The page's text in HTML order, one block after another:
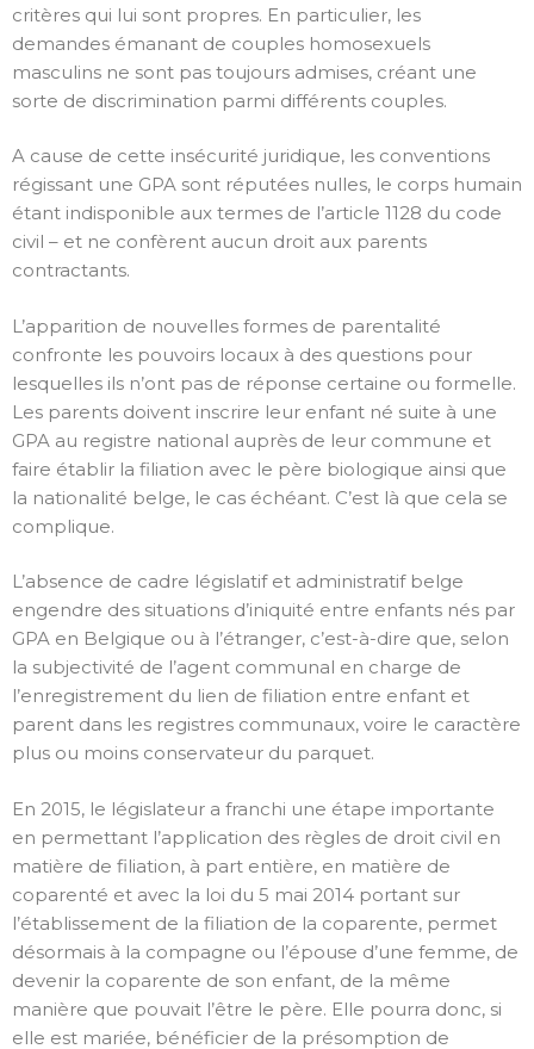
critères qui lui sont propres. En particulier, les
demandes émanant de couples homosexuels
masculins ne sont pas toujours admises, créant une
sorte de discrimination parmi différents couples.
A cause de cette insécurité juridique, les conventions
régissant une GPA sont réputées nulles, le corps humain
étant indisponible aux termes de l’article 1128 du code
civil – et ne confèrent aucun droit aux parents
contractants.
L’apparition de nouvelles formes de parentalité
confronte les pouvoirs locaux à des questions pour
lesquelles ils n’ont pas de réponse certaine ou formelle.
Les parents doivent inscrire leur enfant né suite à une
GPA au registre national auprès de leur commune et
faire établir la filiation avec le père biologique ainsi que
la nationalité belge, le cas échéant. C’est là que cela se
complique.
L’absence de cadre législatif et administratif belge
engendre des situations d’iniquité entre enfants nés par
GPA en Belgique ou à l’étranger, c’est-à-dire que, selon
la subjectivité de l’agent communal en charge de
l’enregistrement du lien de filiation entre enfant et
parent dans les registres communaux, voire le caractère
plus ou moins conservateur du parquet.
En 2015, le législateur a franchi une étape importante
en permettant l’application des règles de droit civil en
matière de filiation, à part entière, en matière de
coparenté et avec la loi du 5 mai 2014 portant sur
l’établissement de la filiation de la coparente, permet
désormais à la compagne ou l’épouse d’une femme, de
devenir la coparente de son enfant, de la même
manière que pouvait l’être le père. Elle pourra donc, si
elle est mariée, bénéficier de la présomption de